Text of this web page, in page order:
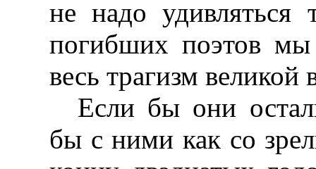
не надо удивляться
погибших поэтов
весь трагизм великой
Если бы они
бы с ними как со